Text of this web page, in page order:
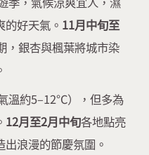
好天氣。 11月中旬至
，銀杏與楓葉將城市染
溫約5–12°C），但多為
12月至2月中旬各地點亮
浪漫的節慶氛圍。